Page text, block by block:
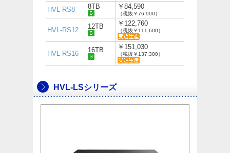
HVL-RS8 8TB ￥84,590
（税抜￥76,900）
HVL-RS12 12TB ￥122,760
（税抜￥111,600）
HVL-RS16 16TB ￥151,030
（税抜￥137,300）
HVL-LSシリーズ